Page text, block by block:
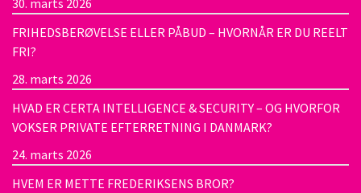
30. marts 2026
FRIHEDSBERØVELSE ELLER PÅBUD – HVORNÅR ER DU REELT
FRI?
28. marts 2026
HVAD ER CERTA INTELLIGENCE & SECURITY – OG HVORFOR
VOKSER PRIVATE EFTERRETNING I DANMARK?
24. marts 2026
HVEM ER METTE FREDERIKSENS BROR?